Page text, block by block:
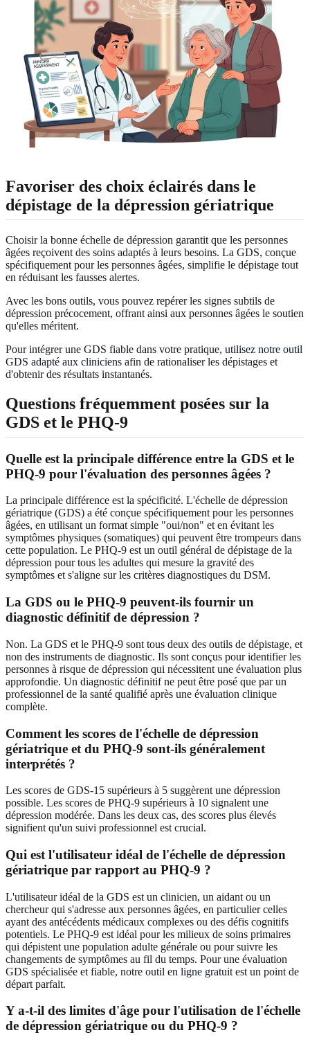
Favoriser des choix éclairés dans le
dépistage de la dépression gériatrique
Choisir la bonne échelle de dépression garantit que les personnes
âgées reçoivent des soins adaptés à leurs besoins. La GDS, conçue
spécifiquement pour les personnes âgées, simplifie le dépistage tout
en réduisant les fausses alertes.
Avec les bons outils, vous pouvez repérer les signes subtils de
dépression précocement, offrant ainsi aux personnes âgées le soutien
qu'elles méritent.
Pour intégrer une GDS fiable dans votre pratique, utilisez notre outil
GDS adapté aux cliniciens afin de rationaliser les dépistages et
d'obtenir des résultats instantanés.
Questions fréquemment posées sur la
GDS et le PHQ-9
Quelle est la principale différence entre la GDS et le
PHQ-9 pour l'évaluation des personnes âgées ?
La principale différence est la spécificité. L'échelle de dépression
gériatrique (GDS) a été conçue spécifiquement pour les personnes
âgées, en utilisant un format simple "oui/non" et en évitant les
symptômes physiques (somatiques) qui peuvent être trompeurs dans
cette population. Le PHQ-9 est un outil général de dépistage de la
dépression pour tous les adultes qui mesure la gravité des
symptômes et s'aligne sur les critères diagnostiques du DSM.
La GDS ou le PHQ-9 peuvent-ils fournir un
diagnostic définitif de dépression ?
Non. La GDS et le PHQ-9 sont tous deux des outils de dépistage, et
non des instruments de diagnostic. Ils sont conçus pour identifier les
personnes à risque de dépression qui nécessitent une évaluation plus
approfondie. Un diagnostic définitif ne peut être posé que par un
professionnel de la santé qualifié après une évaluation clinique
complète.
Comment les scores de l'échelle de dépression
gériatrique et du PHQ-9 sont-ils généralement
interprétés ?
Les scores de GDS-15 supérieurs à 5 suggèrent une dépression
possible. Les scores de PHQ-9 supérieurs à 10 signalent une
dépression modérée. Dans les deux cas, des scores plus élevés
signifient qu'un suivi professionnel est crucial.
Qui est l'utilisateur idéal de l'échelle de dépression
gériatrique par rapport au PHQ-9 ?
L'utilisateur idéal de la GDS est un clinicien, un aidant ou un
chercheur qui s'adresse aux personnes âgées, en particulier celles
ayant des antécédents médicaux complexes ou des défis cognitifs
potentiels. Le PHQ-9 est idéal pour les milieux de soins primaires
qui dépistent une population adulte générale ou pour suivre les
changements de symptômes au fil du temps. Pour une évaluation
GDS spécialisée et fiable, notre outil en ligne gratuit est un point de
départ parfait.
Y a-t-il des limites d'âge pour l'utilisation de l'échelle
de dépression gériatrique ou du PHQ-9 ?